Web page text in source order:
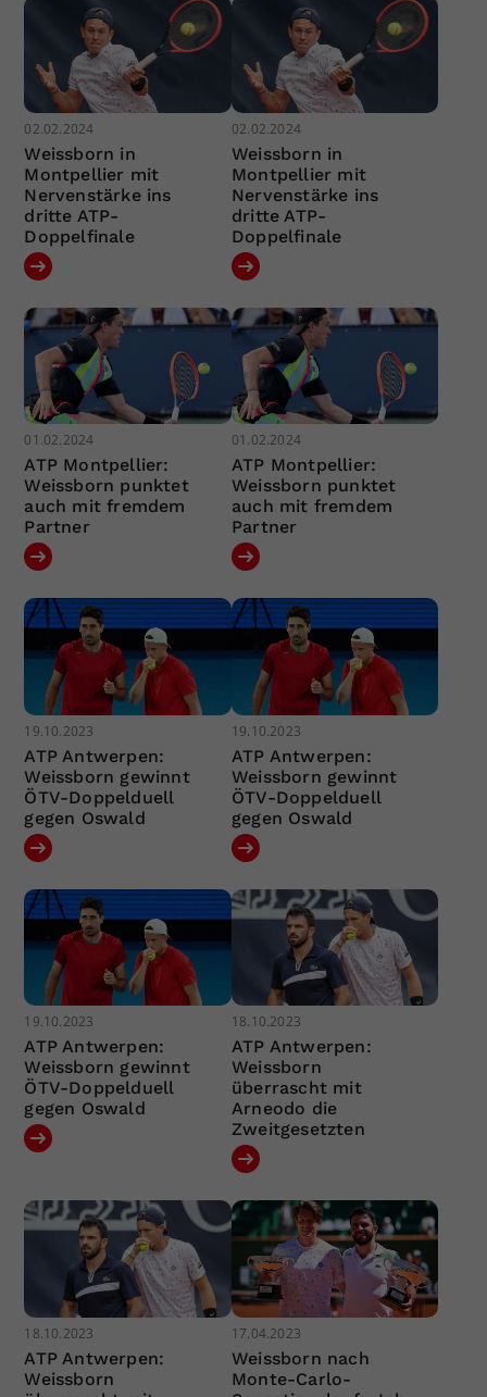
02.02.2024
Weissborn in
Montpellier mit
Nervenstärke ins
dritte ATP-
Doppelfinale
02.02.2024
Weissborn in
Montpellier mit
Nervenstärke ins
dritte ATP-
Doppelfinale
01.02.2024
ATP Montpellier:
Weissborn punktet
auch mit fremdem
Partner
01.02.2024
ATP Montpellier:
Weissborn punktet
auch mit fremdem
Partner
19.10.2023
ATP Antwerpen:
Weissborn gewinnt
ÖTV-Doppelduell
gegen Oswald
19.10.2023
ATP Antwerpen:
Weissborn gewinnt
ÖTV-Doppelduell
gegen Oswald
19.10.2023
ATP Antwerpen:
Weissborn gewinnt
ÖTV-Doppelduell
gegen Oswald
18.10.2023
ATP Antwerpen:
Weissborn
überrascht mit
Arneodo die
Zweitgesetzten
18.10.2023
ATP Antwerpen:
Weissborn
17.04.2023
Weissborn nach
Monte-Carlo-